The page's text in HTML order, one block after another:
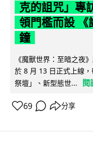
克的詛咒」專
領門檻而設 《
鐘
《魔獸世界：至暗之夜
於 8 月 13 日正式上線
祭壇」、新型態世...
閱
69 分享